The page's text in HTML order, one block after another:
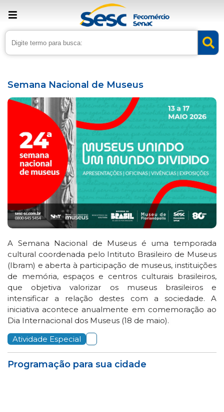
› Home › Agenda
Semana Nacional de Museus
A Semana Nacional de Museus é uma temporada
cultural coordenada pelo Intituto Brasileiro de Museus
(Ibram) e aberta à participação de museus, instituições
de memória, espaços e centros culturais brasileiros,
que objetiva valorizar os museus brasileiros e
intensificar a relação destes com a sociedade. A
iniciativa acontece anualmente em comemoração ao
Dia Internacional dos Museus (18 de maio).
Atividade Especial
Programação para sua cidade